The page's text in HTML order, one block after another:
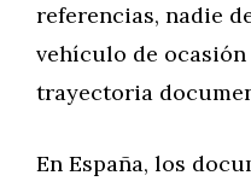
referencias, nadie
vehículo de
trayectoria
En España, los